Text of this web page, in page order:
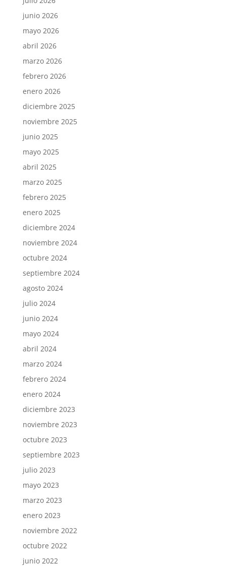
junio 2026
mayo 2026
abril 2026
marzo 2026
febrero 2026
enero 2026
diciembre 2025
noviembre 2025
junio 2025
mayo 2025
abril 2025
marzo 2025
febrero 2025
enero 2025
diciembre 2024
noviembre 2024
octubre 2024
septiembre 2024
agosto 2024
julio 2024
junio 2024
mayo 2024
abril 2024
marzo 2024
febrero 2024
enero 2024
diciembre 2023
noviembre 2023
octubre 2023
septiembre 2023
julio 2023
mayo 2023
marzo 2023
enero 2023
noviembre 2022
octubre 2022
junio 2022